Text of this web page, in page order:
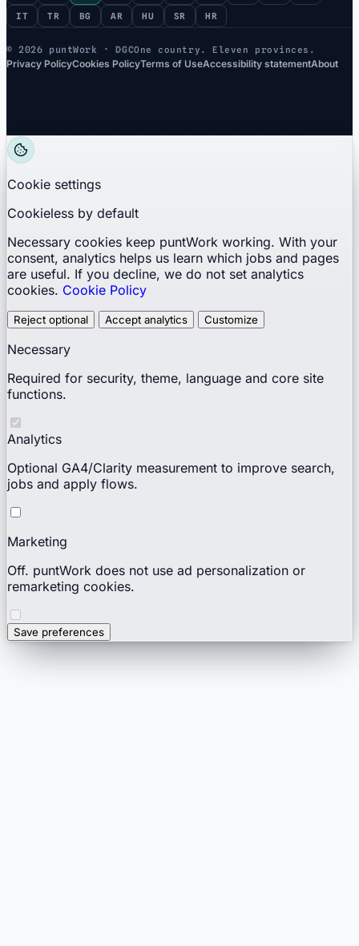
IT
TR BG AR HU SR HR
©2026 puntWork ·DGCOne country. Eleven provinces.
Privacy PolicyCookies PolicyTerms of UseAccessibility statementAbout
Cookie settings
Cookieless by default
Necessary cookies keep puntWork working. With your
consent, analytics helps us learn which jobs and pages
are useful. If you decline, we do not set analytics
cookies. Cookie Policy
Reject optional Accept analytics Customize
Necessary
Required for security, theme, language and core site
functions.
Analytics
Optional GA4/Clarity measurement to improve search,
jobs and apply flows.
Marketing
Off. puntWork does not use ad personalization or
remarketing cookies.
Save preferences